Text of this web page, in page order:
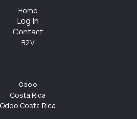
Home
Log In
Contact
B2V
Odoo
Costa Rica
Odoo Costa Rica